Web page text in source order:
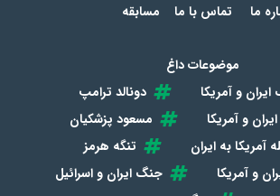
ما تماس با ما مسابقه
موضوعات داغ
و آمریکا
دونالد ترامپ
و آمریکا
مسعود پزشکیان
آمریکا به ایران
تنگه هرمز
و آمریکا
جنگ ایران و اسرائیل